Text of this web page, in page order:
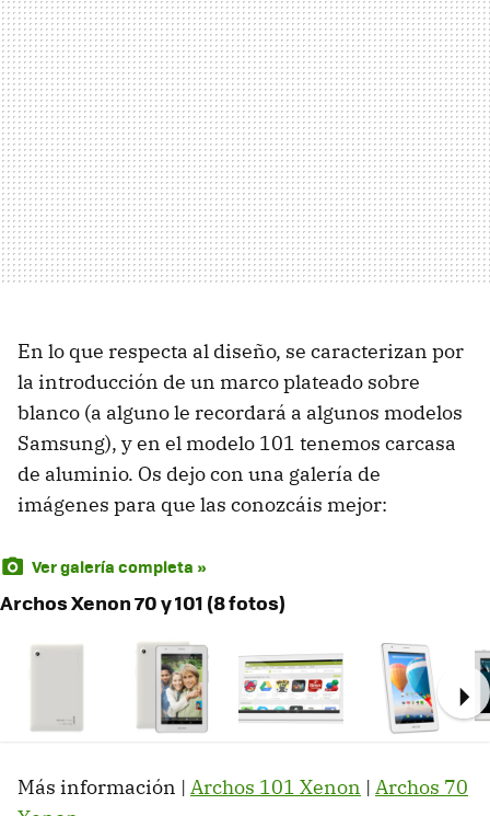
En lo que respecta al diseño, se caracterizan por
la introducción de un marco plateado sobre
blanco (a alguno le recordará a algunos modelos
Samsung), y en el modelo 101 tenemos carcasa
de aluminio. Os dejo con una galería de
imágenes para que las conozcáis mejor:
Ver galería completa »
Archos Xenon 70 y 101 (8 fotos)
Más información | Archos 101 Xenon | Archos 70